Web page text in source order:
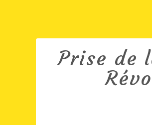
Prise de